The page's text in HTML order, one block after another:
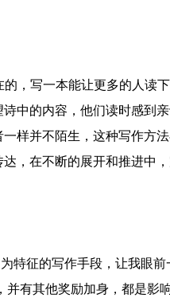
，写一本能让更多的人读
中的内容，他们读时感到
样并不陌生，这种写作方
，在不断的展开和推进中
征的写作手段，让我眼
并有其他奖励加身，都是影